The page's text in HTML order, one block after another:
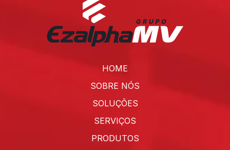
HOME
SOBRE NÓS
SOLUÇÕES
SERVIÇOS
PRODUTOS